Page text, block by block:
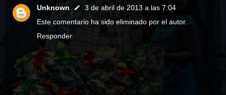
Unknown
3 de abril de 2013 a las 7:04
Este comentario ha sido eliminado por el autor.
Responder